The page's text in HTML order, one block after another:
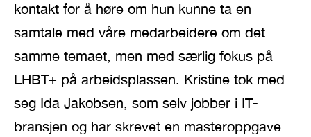
kontakt for å høre om hun kunne ta en
samtale med våre medarbeidere om det
samme temaet, men med særlig fokus på
LHBT+ på arbeidsplassen. Kristine tok med
seg Ida Jakobsen, som selv jobber i IT-
bransjen og har skrevet en masteroppgave